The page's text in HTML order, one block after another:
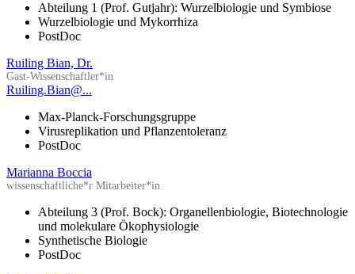
Abteilung 1 (Prof. Gutjahr): Wurzelbiologie und Symbiose
Wurzelbiologie und Mykorrhiza
PostDoc
Ruiling Bian, Dr.
Gast-Wissenschaftler*in
Ruiling.Bian@...
Max-Planck-Forschungsgruppe
Virusreplikation und Pflanzentoleranz
PostDoc
Marianna Boccia
wissenschaftliche*r Mitarbeiter*in
Abteilung 3 (Prof. Bock): Organellenbiologie, Biotechnologie
und molekulare Ökophysiologie
Synthetische Biologie
PostDoc